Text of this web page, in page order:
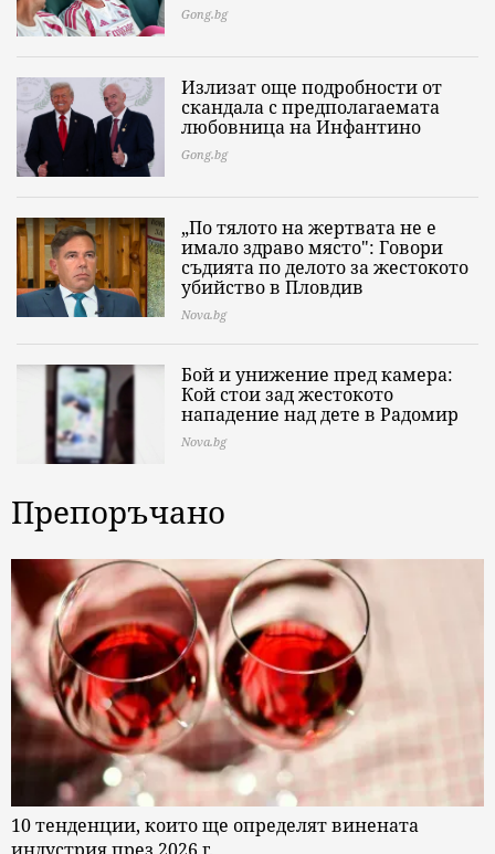
Gong.bg
Излизат още подробности от
скандала с предполагаемата
любовница на Инфантино
Gong.bg
„По тялото на жертвата не е
имало здраво място": Говори
съдията по делото за жестокото
убийство в Пловдив
Nova.bg
Бой и унижение пред камера:
Кой стои зад жестокото
нападение над дете в Радомир
Nova.bg
Препоръчано
10 тенденции, които ще определят винената